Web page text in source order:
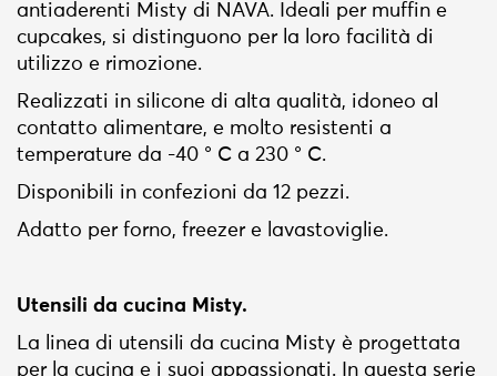
antiaderenti Misty di NAVA. Ideali per muffin e
cupcakes, si distinguono per la loro facilità di
utilizzo e rimozione.
Realizzati in silicone di alta qualità, idoneo al
contatto alimentare, e molto resistenti a
temperature da -40 ° C a 230 ° C.
Disponibili in confezioni da 12 pezzi.
Adatto per forno, freezer e lavastoviglie.
Utensili da cucina Misty.
La linea di utensili da cucina Misty è progettata
per la cucina e i suoi appassionati. In questa serie